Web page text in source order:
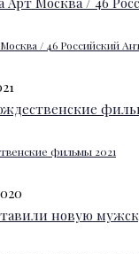
/ 46 Российский
фильмы 2021